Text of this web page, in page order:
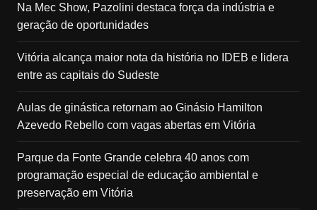
Na Mec Show, Pazolini destaca força da indústria e
geração de oportunidades
Vitória alcança maior nota da história no IDEB e lidera
entre as capitais do Sudeste
Aulas de ginástica retornam ao Ginásio Hamilton
Azevedo Rebello com vagas abertas em Vitória
Parque da Fonte Grande celebra 40 anos com
programação especial de educação ambiental e
preservação em Vitória